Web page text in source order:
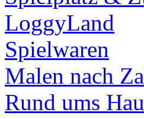
LoggyLand
Spielwaren
Malen nach
Rund ums